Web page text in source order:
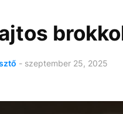
- szeptember 25, 2025